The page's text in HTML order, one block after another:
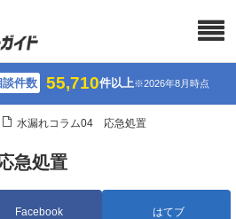
談件数 55,710件以上※2026年8月時点
水漏れコラム04 応急処置
急処置
Facebook はてブ